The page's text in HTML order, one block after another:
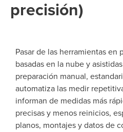
precisión)
Pasar de las herramientas en
basadas en la nube y
preparación manual,
automatiza las medir
informan de medidas más
precisas y menos reinicios,
planos, montajes y datos de